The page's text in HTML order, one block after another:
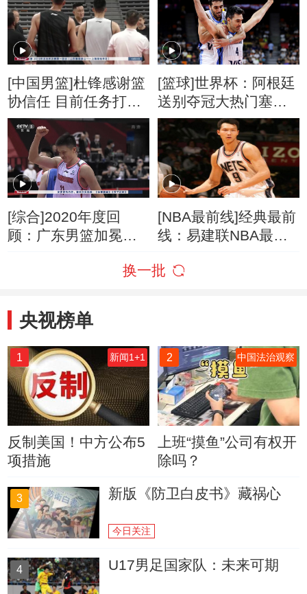
[中国男篮]杜锋感谢篮
协信任 目前任务打好
揭幕战
[篮球]世界杯：阿根廷
送别夺冠大热门塞尔
维亚
[综合]2020年度回
顾：广东男篮加冕
[NBA最前线]经典最前
线：易建联NBA最高
换一批
央视榜单
1 新闻1+1
反制美国！中方公布5
项措施
2 中国法治观察
上班“摸鱼”公司有权开
除吗？
3 新版《防卫白皮书》藏祸心
今日关注
4 U17男足国家队：未来可期